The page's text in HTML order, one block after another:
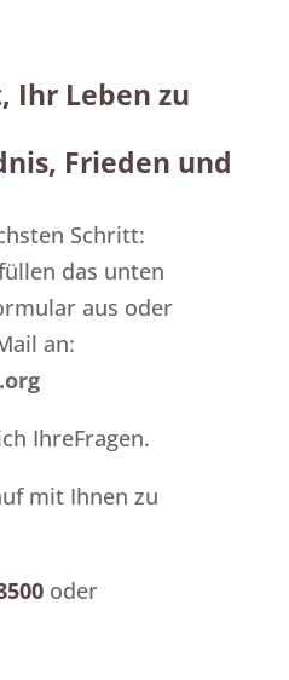
Ihr Leben zu
Frieden und
Schritt:
das unten
aus oder
an:
IhreFragen.
mit Ihnen zu
oder